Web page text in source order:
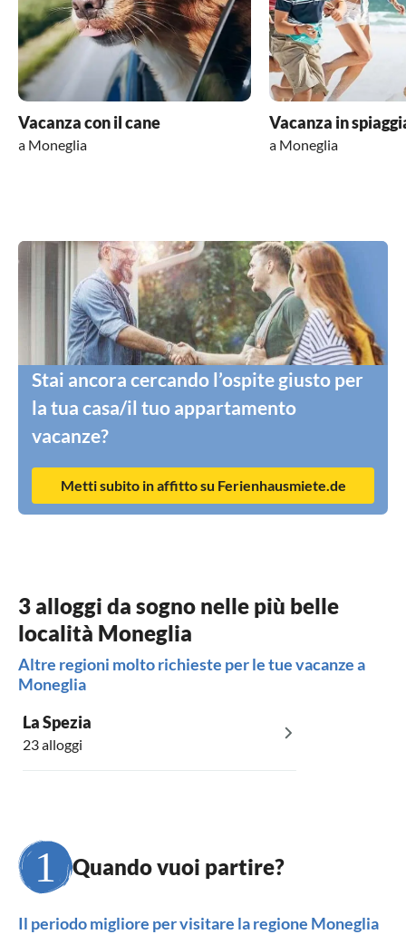
Vacanza con il cane
a Moneglia
Vacanza in
a Moneglia
Stai ancora cercando l’ospite giusto per
la tua casa/il tuo appartamento
vacanze?
Metti subito in affitto su Ferienhausmiete.de
3 alloggi da sogno nelle più belle
località Moneglia
Altre regioni molto richieste per le tue vacanze a
Moneglia
La Spezia
23 alloggi
Quando vuoi partire?
Il periodo migliore per visitare la regione Moneglia